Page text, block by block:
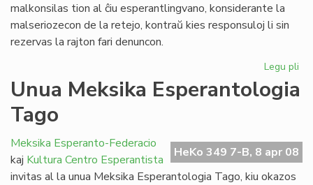
malkonsilas tion al ĉiu esperantlingvano, konsiderante la
malseriozecon de la retejo, kontraŭ kies responsuloj li sin
rezervas la rajton fari denuncon.
Legu pli
Unua Meksika Esperantologia
Tago
HeKo 349 7-B, 8 apr 08
Meksika Esperanto-Federacio
kaj Kultura Centro Esperantista
invitas al la unua Meksika Esperantologia Tago, kiu okazos